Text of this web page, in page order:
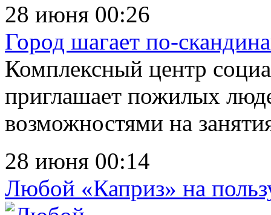
28 июня 00:26
Город шагает по-
Комплексный центр
приглашает пожилых
возможностями на
28 июня 00:14
Любой «Каприз» на